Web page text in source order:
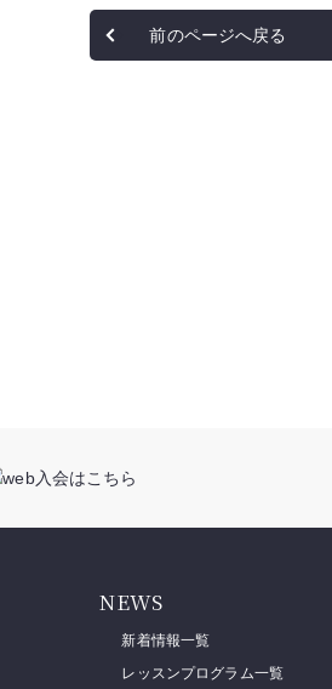
前のページへ戻る
NEWS
新着情報一覧
レッスンプログラム一覧